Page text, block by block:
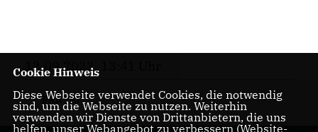
12.09.2023, 13:41 Uhr
PARTEI
Cookie Hinweis
Diese Webseite verwendet Cookies, die notwendig
sind, um die Webseite zu nutzen. Weiterhin
verwenden wir Dienste von Drittanbietern, die uns
helfen, unser Webangebot zu verbessern (Website-